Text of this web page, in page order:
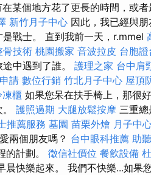
某個地方花了更長的時間，或
新竹月子中心 因此，我已經與
戰士。 直到我前一天，r.mmel
骨技術 桃園搬家 音波拉皮 台胞證
中遇到了誰。 護理之家 台中肩
請 數位行銷 竹北月子中心 屋頂
凍櫃 如果您呆在扶手椅上，那很
護照過期 大腿放鬆按摩 三重總
推薦服務 墓園 苗栗外燴 月子中
兩個朋友嗎？ 台中眼科推薦 助
的計劃。 徵信社價位 餐飲設備
晨快樂起來。 我們不快樂...如果